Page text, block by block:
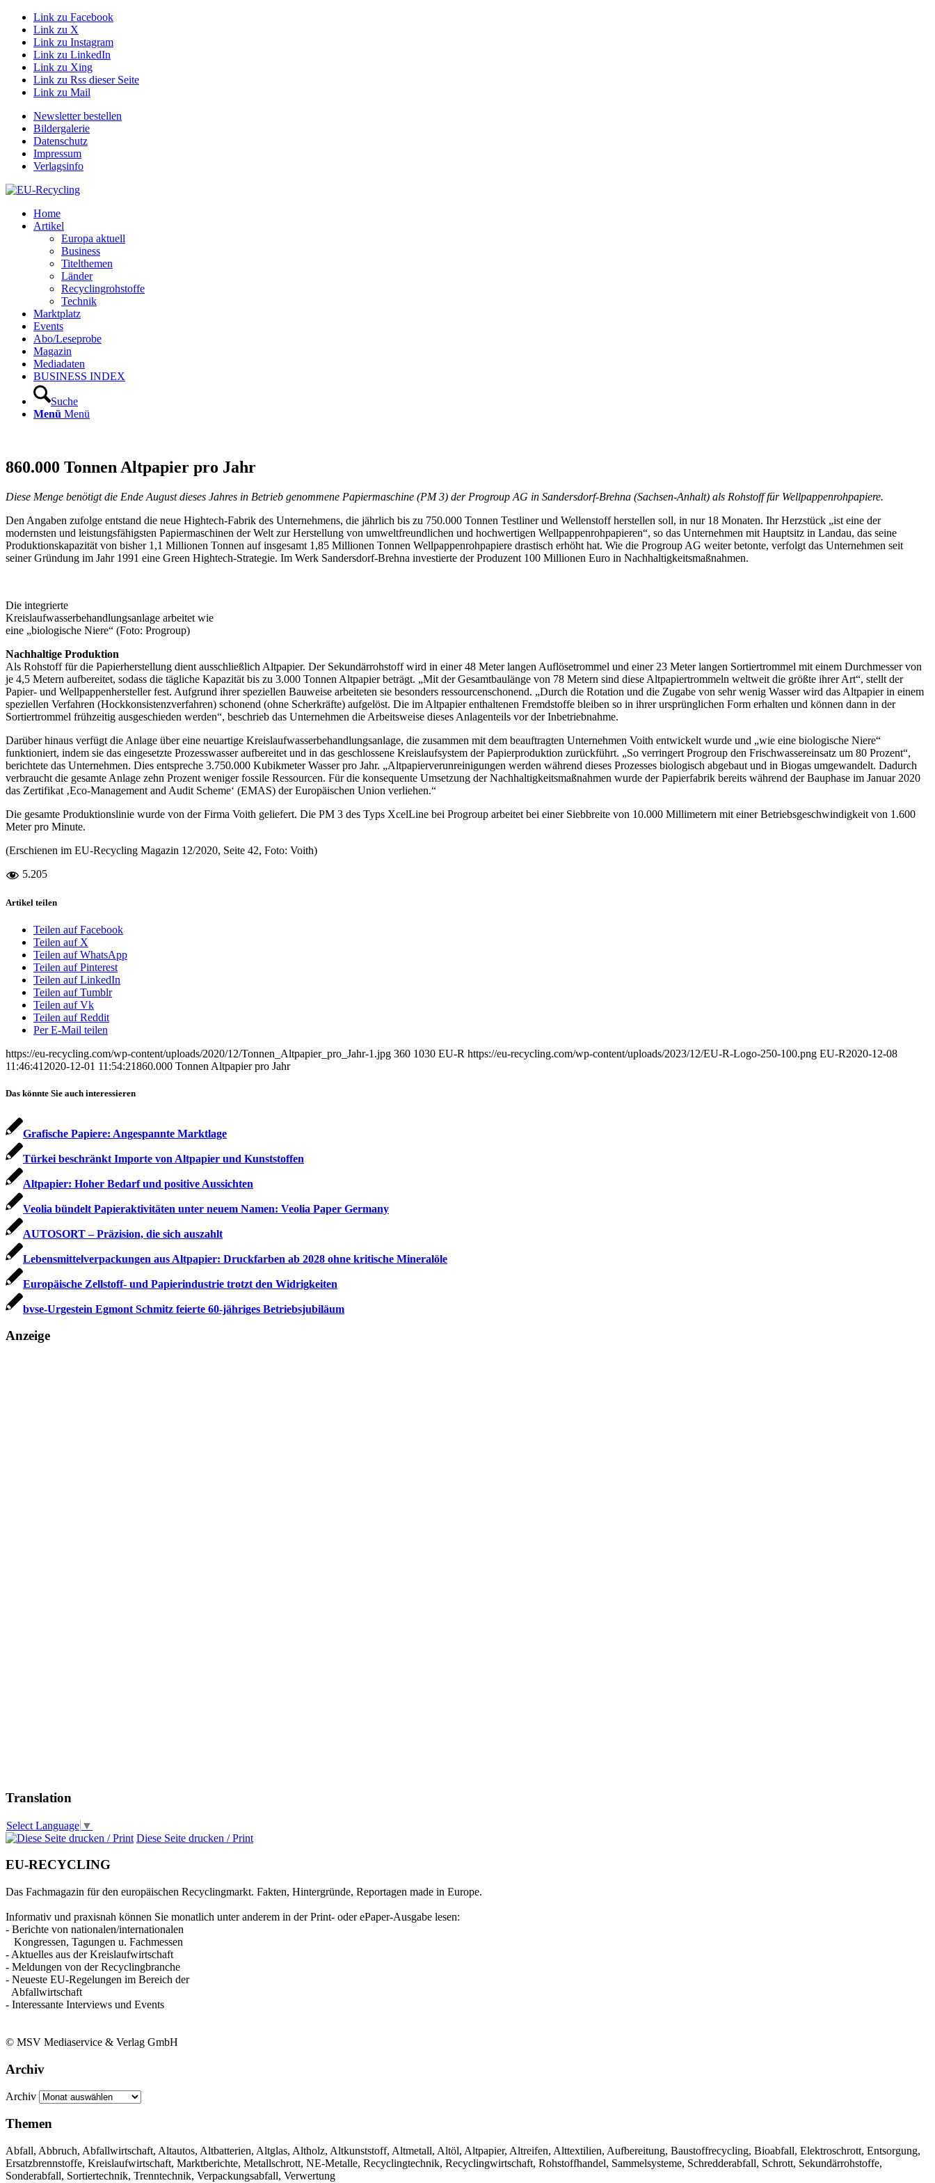
Link zu Facebook
Link zu X
Link zu Instagram
Link zu LinkedIn
Link zu Xing
Link zu Rss dieser Seite
Link zu Mail
Newsletter bestellen
Bildergalerie
Datenschutz
Impressum
Verlagsinfo
Home
Artikel
Europa aktuell
Business
Titelthemen
Länder
Recyclingrohstoffe
Technik
Marktplatz
Events
Abo/Leseprobe
Magazin
Mediadaten
BUSINESS INDEX
Suche
Menü Menü
860.000 Tonnen Altpapier pro Jahr
Diese Menge benötigt die Ende August dieses Jahres in Betrieb genommene Papiermaschine (PM 3) der Progroup AG in Sandersdorf-Brehna (Sachsen-Anhalt) als Rohstoff für Wellpappenrohpapiere.
Den Angaben zufolge entstand die neue Hightech-Fabrik des Unternehmens, die jährlich bis zu 750.000 Tonnen Testliner und Wellenstoff herstellen soll, in nur 18 Monaten. Ihr Herzstück „ist eine der
modernsten und leistungsfähigsten Papiermaschinen der Welt zur Herstellung von umweltfreundlichen und hochwertigen Wellpappenrohpapieren“, so das Unternehmen mit Hauptsitz in Landau, das seine
Produktionskapazität von bisher 1,1 Millionen Tonnen auf insgesamt 1,85 Millionen Tonnen Wellpappenrohpapiere drastisch erhöht hat. Wie die Progroup AG weiter betonte, verfolgt das Unternehmen seit
seiner Gründung im Jahr 1991 eine Green Hightech-Strategie. Im Werk Sandersdorf-Brehna investierte der Produzent 100 Millionen Euro in Nachhaltigkeitsmaßnahmen.
Die integrierte
Kreislaufwasserbehandlungsanlage arbeitet wie
eine „biologische Niere“ (Foto: Progroup)
Nachhaltige Produktion
Als Rohstoff für die Papierherstellung dient ausschließlich Altpapier. Der Sekundärrohstoff wird in einer 48 Meter langen Auflösetrommel und einer 23 Meter langen Sortiertrommel mit einem Durchmesser von
je 4,5 Metern aufbereitet, sodass die tägliche Kapazität bis zu 3.000 Tonnen Altpapier beträgt. „Mit der Gesamtbaulänge von 78 Metern sind diese Altpapiertrommeln weltweit die größte ihrer Art“, stellt der
Papier- und Wellpappenhersteller fest. Aufgrund ihrer speziellen Bauweise arbeiteten sie besonders ressourcenschonend. „Durch die Rotation und die Zugabe von sehr wenig Wasser wird das Altpapier in einem
speziellen Verfahren (Hockkonsistenzverfahren) schonend (ohne Scherkräfte) aufgelöst. Die im Altpapier enthaltenen Fremdstoffe bleiben so in ihrer ursprünglichen Form erhalten und können dann in der
Sortiertrommel frühzeitig ausgeschieden werden“, beschrieb das Unternehmen die Arbeitsweise dieses Anlagenteils vor der Inbetriebnahme.
Darüber hinaus verfügt die Anlage über eine neuartige Kreislaufwasserbehandlungsanlage, die zusammen mit dem beauftragten Unternehmen Voith entwickelt wurde und „wie eine biologische Niere“
funktioniert, indem sie das eingesetzte Prozesswasser aufbereitet und in das geschlossene Kreislaufsystem der Papierproduktion zurückführt. „So verringert Progroup den Frischwassereinsatz um 80 Prozent“,
berichtete das Unternehmen. Dies entspreche 3.750.000 Kubikmeter Wasser pro Jahr. „Altpapierverunreinigungen werden während dieses Prozesses biologisch abgebaut und in Biogas umgewandelt. Dadurch
verbraucht die gesamte Anlage zehn Prozent weniger fossile Ressourcen. Für die konsequente Umsetzung der Nachhaltigkeitsmaßnahmen wurde der Papierfabrik bereits während der Bauphase im Januar 2020
das Zertifikat ‚Eco-Management and Audit Scheme‘ (EMAS) der Europäischen Union verliehen.“
Die gesamte Produktionslinie wurde von der Firma Voith geliefert. Die PM 3 des Typs XcelLine bei Progroup arbeitet bei einer Siebbreite von 10.000 Millimetern mit einer Betriebsgeschwindigkeit von 1.600
Meter pro Minute.
(Erschienen im EU-Recycling Magazin 12/2020, Seite 42, Foto: Voith)
5.205
Artikel teilen
Teilen auf Facebook
Teilen auf X
Teilen auf WhatsApp
Teilen auf Pinterest
Teilen auf LinkedIn
Teilen auf Tumblr
Teilen auf Vk
Teilen auf Reddit
Per E-Mail teilen
https://eu-recycling.com/wp-content/uploads/2020/12/Tonnen_Altpapier_pro_Jahr-1.jpg 360 1030 EU-R https://eu-recycling.com/wp-content/uploads/2023/12/EU-R-Logo-250-100.png EU-R2020-12-08
11:46:41 2020-12-01 11:54:21860.000 Tonnen Altpapier pro Jahr
Das könnte Sie auch interessieren
Grafische Papiere: Angespannte Marktlage
Türkei beschränkt Importe von Altpapier und Kunststoffen
Altpapier: Hoher Bedarf und positive Aussichten
Veolia bündelt Papieraktivitäten unter neuem Namen: Veolia Paper Germany
AUTOSORT – Präzision, die sich auszahlt
Lebensmittelverpackungen aus Altpapier: Druckfarben ab 2028 ohne kritische Mineralöle
Europäische Zellstoff- und Papierindustrie trotzt den Widrigkeiten
bvse-Urgestein Egmont Schmitz feierte 60-jähriges Betriebsjubiläum
Anzeige
Translation
Select Language ▼
Diese Seite drucken / Print
EU-RECYCLING
Das Fachmagazin für den europäischen Recyclingmarkt. Fakten, Hintergründe, Reportagen made in Europe.
Informativ und praxisnah können Sie monatlich unter anderem in der Print- oder ePaper-Ausgabe lesen:
- Berichte von nationalen/internationalen
Kongressen, Tagungen u. Fachmessen
- Aktuelles aus der Kreislaufwirtschaft
- Meldungen von der Recyclingbranche
- Neueste EU-Regelungen im Bereich der
Abfallwirtschaft
- Interessante Interviews und Events
© MSV Mediaservice & Verlag GmbH
Archiv
Archiv
Themen
Abfall, Abbruch, Abfallwirtschaft, Altautos, Altbatterien, Altglas, Altholz, Altkunststoff, Altmetall, Altöl, Altpapier, Altreifen, Alttextilien, Aufbereitung, Baustoffrecycling, Bioabfall, Elektroschrott, Entsorgung,
Ersatzbrennstoffe, Kreislaufwirtschaft, Marktberichte, Metallschrott, NE-Metalle, Recyclingtechnik, Recyclingwirtschaft, Rohstoffhandel, Sammelsysteme, Schredderabfall, Schrott, Sekundärrohstoffe,
Sonderabfall, Sortiertechnik, Trenntechnik, Verpackungsabfall, Verwertung